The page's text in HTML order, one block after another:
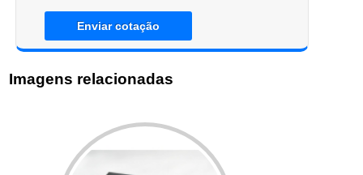
Enviar cotação
Imagens relacionadas